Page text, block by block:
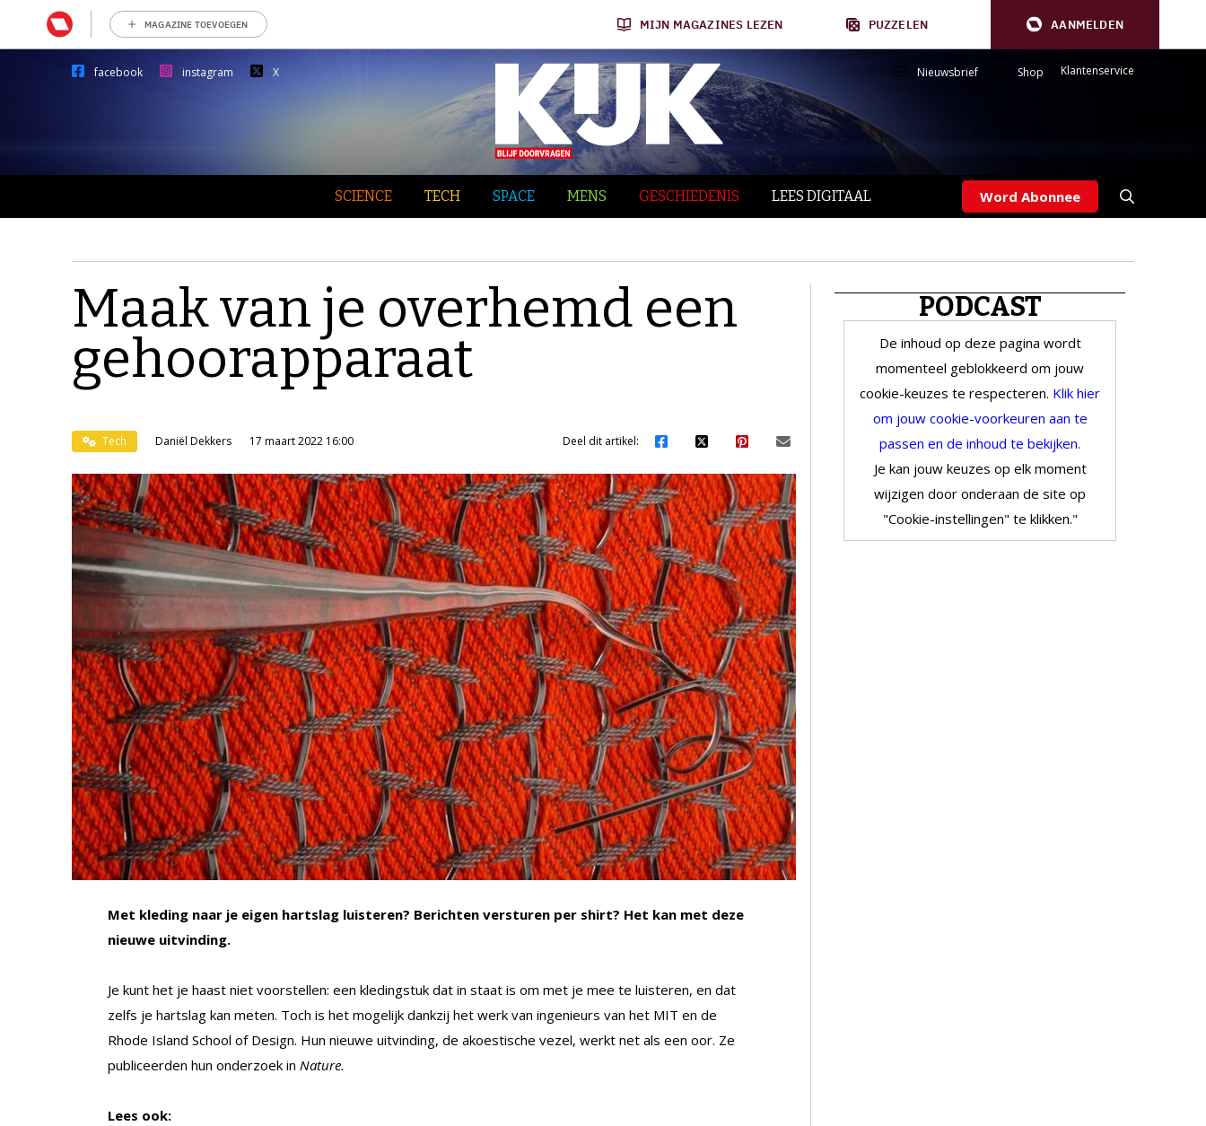
MAGAZINE TOEVOEGEN MIJN MAGAZINES LEZEN PUZZELEN AANMELDEN
facebook instagram X Nieuwsbrief Shop Klantenservice
SCIENCE TECH SPACE MENS GESCHIEDENIS LEES DIGITAAL Word Abonnee
Maak van je overhemd een
gehoorapparaat
Tech Daniël Dekkers 17 maart 2022 16:00 Deel dit artikel:
Met kleding naar je eigen hartslag luisteren? Berichten versturen per shirt? Het kan met deze
nieuwe uitvinding.
Je kunt het je haast niet voorstellen: een kledingstuk dat in staat is om met je mee te luisteren, en dat
zelfs je hartslag kan meten. Toch is het mogelijk dankzij het werk van ingenieurs van het MIT en de
Rhode Island School of Design. Hun nieuwe uitvinding, de akoestische vezel, werkt net als een oor. Ze
publiceerden hun onderzoek in Nature.
Lees ook:
PODCAST
De inhoud op deze pagina wordt
momenteel geblokkeerd om jouw
cookie-keuzes te respecteren. Klik hier
om jouw cookie-voorkeuren aan te
passen en de inhoud te bekijken.
Je kan jouw keuzes op elk moment
wijzigen door onderaan de site op
"Cookie-instellingen" te klikken."